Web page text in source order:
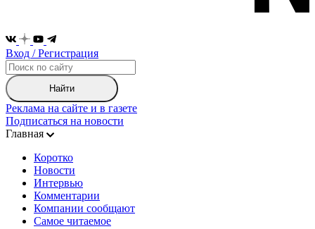
Вход / Регистрация
Найти
Реклама на сайте и в газете
Подписаться на новости
Главная
Коротко
Новости
Интервью
Комментарии
Компании сообщают
Самое читаемое